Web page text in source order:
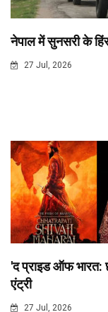
नेपाल में सुनसरी के
27 Jul, 2026
'द प्राइड ऑफ भारत:
एंट्री
27 Jul, 2026